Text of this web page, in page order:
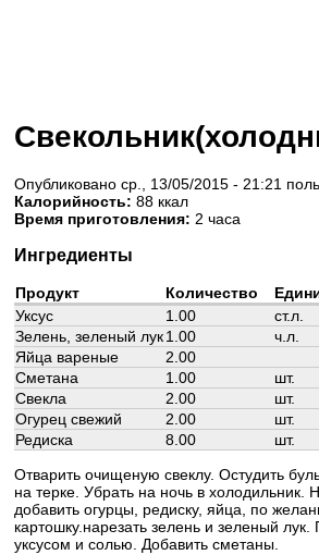
Опубликовано ср., 13/05/2015 - 21:21
Калорийность: 88 ккал
Время приготовления: 2 часа
Ингредиенты
Продукт Количество
Уксус
1.00
ст.л.
Зелень, зеленый лук1.00
ч.л.
Яйца вареные
2.00
Сметана
1.00
шт.
Свекла
2.00
шт.
Огурец свежий
2.00
шт.
Редиска
8.00
шт.
Отварить очищеную свеклу. Остудить
на терке. Убрать на ночь в
добавить огурцы, редиску, яйца, по
картошку.нарезать зелень и зеленый лук.
уксусом и солью. Добавить сметаны.